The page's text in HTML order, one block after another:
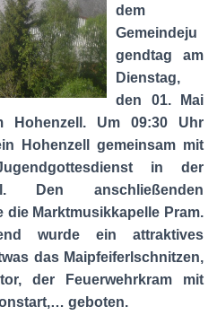
dem
Gemeindeju
gendtag am
Dienstag,
den 01. Mai
Hohenzell. Um 09:30 Uhr
Hohenzell gemeinsam mit
in der
Den anschließenden
die Marktmusikkapelle Pram.
wurde ein attraktives
das Maipfeiferlschnitzen,
der Feuerwehrkram mit
geboten.